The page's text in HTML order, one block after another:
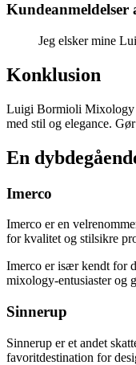
Jeg elsker mine
Konklusion
Luigi Bormioli Mixology
med stil og elegance.
En
Imerco
Imerco er en
for kvalitet og stilsikre
Imerco er især kendt for
mixology-entusiaster og
Sinnerup
Sinnerup er et andet
favoritdestination for